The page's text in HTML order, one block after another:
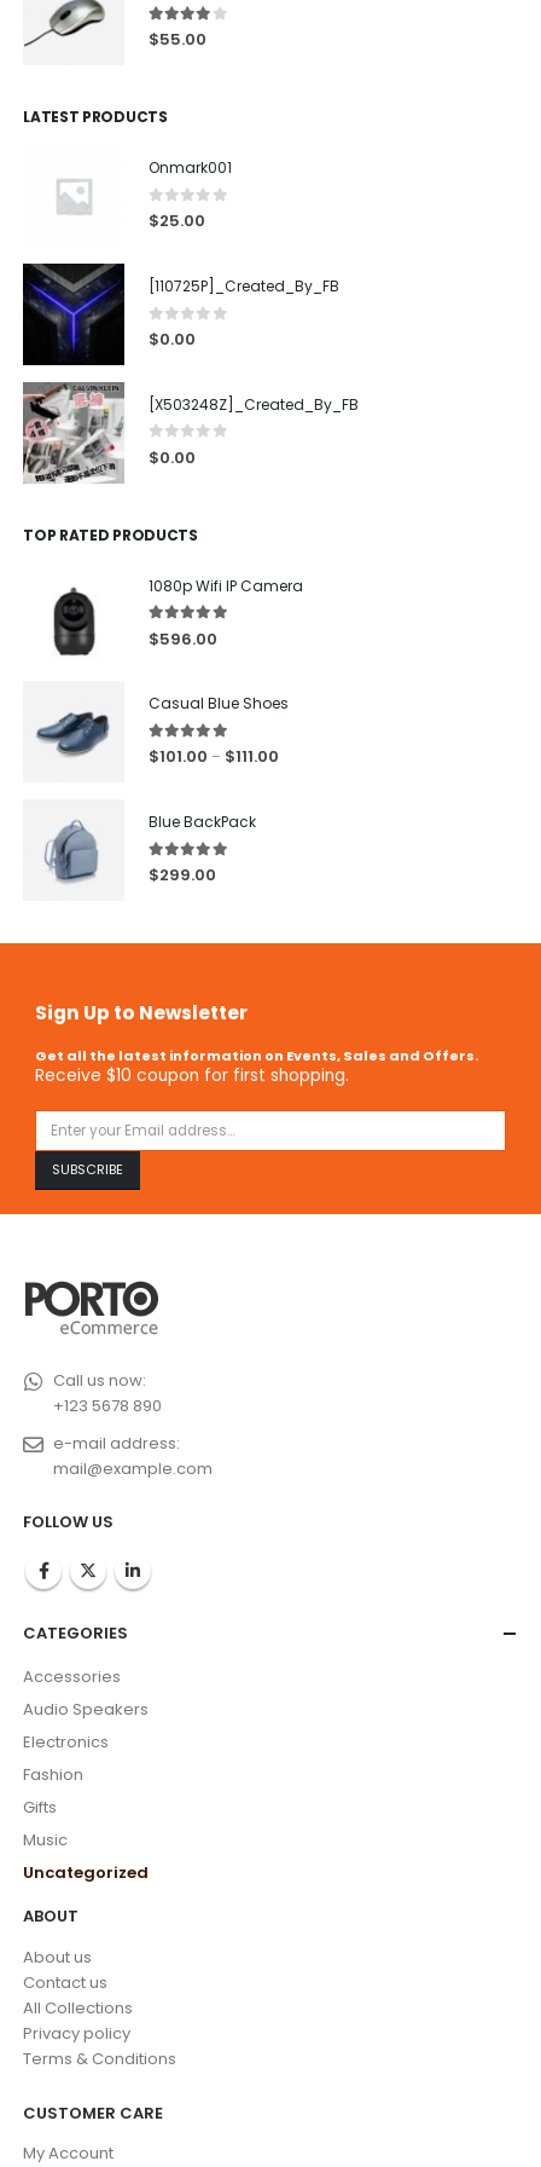
4.00out of 5
$55.00
LATEST PRODUCTS
Onmark001
0out of 5
$25.00
[110725P]_Created_By_FB
0out of 5
$0.00
[X503248Z]_Created_By_FB
0 out of 5
$0.00
TOP RATED PRODUCTS
1080p Wifi IP Camera
5.00out of 5
$596.00
Casual Blue Shoes
5.00 out of 5
$101.00 – $111.00
Blue BackPack
5.00out of 5
$299.00
Sign Up to Newsletter
Get all the latest information on Events, Sales and Offers.
Receive $10 coupon for first shopping.
Call us now:
+123 5678 890
e-mail address:
mail@example.com
FOLLOW US
CATEGORIES
Accessories
Audio Speakers
Electronics
Fashion
Gifts
Music
Uncategorized
ABOUT
About us
Contact us
All Collections
Privacy policy
Terms & Conditions
CUSTOMER CARE
My Account